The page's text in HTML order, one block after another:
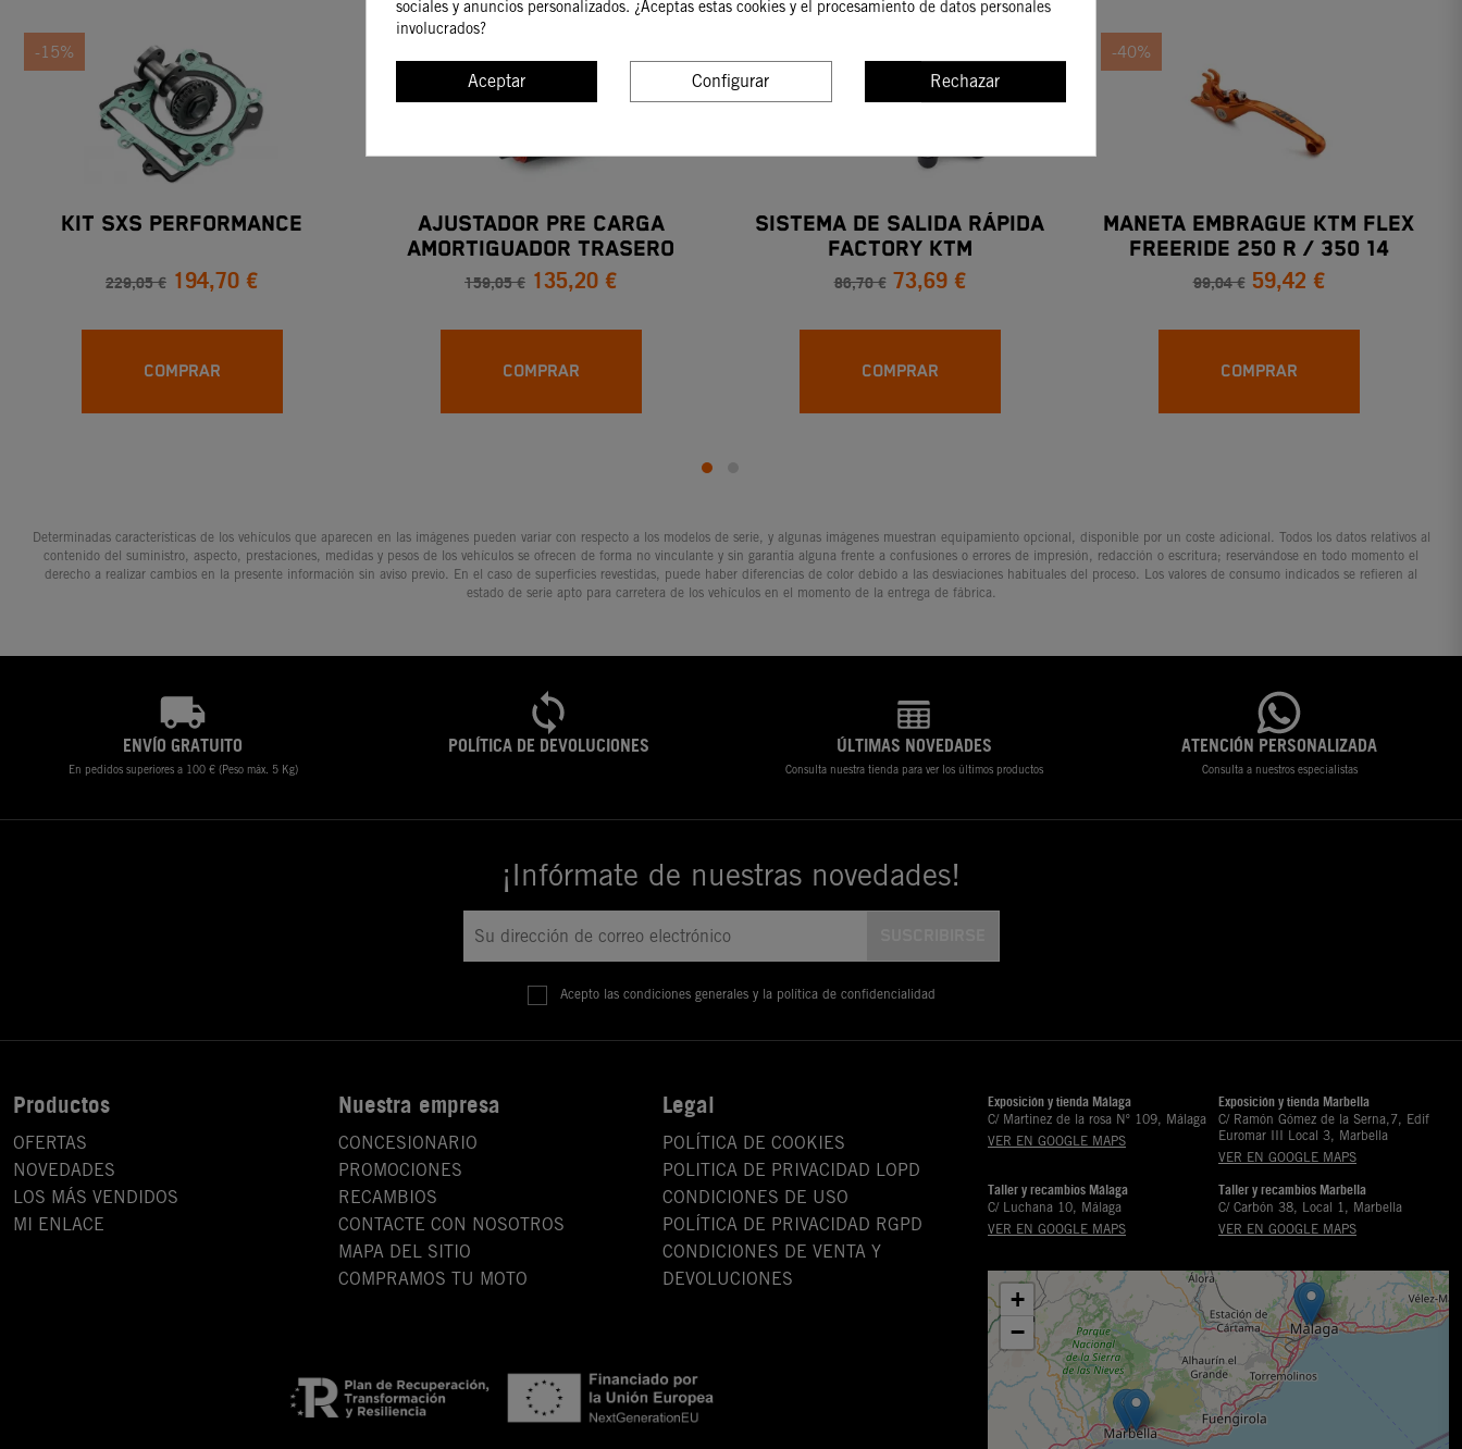
-15%
KIT SXS PERFORMANCE
229,05 € 194,70 €
COMPRAR
AJUSTADOR PRE CARGA
AMORTIGUADOR TRASERO
159,05 € 135,20 €
COMPRAR
SISTEMA DE SALIDA RÁPIDA
FACTORY KTM
86,70 € 73,69 €
COMPRAR
-40%
MANETA EMBRAGUE KTM FLEX
FREERIDE 250 R / 350 14
99,04 € 59,42 €
COMPRAR
Determinadas características de los vehículos que aparecen en las imágenes pueden variar con respecto a los modelos de serie, y algunas imágenes muestran equipamiento opcional, disponible por un coste adicional. Todos los datos relativos al
contenido del suministro, aspecto, prestaciones, medidas y pesos de los vehículos se ofrecen de forma no vinculante y sin garantía alguna frente a confusiones o errores de impresión, redacción o escritura; reservándose en todo momento el
derecho a realizar cambios en la presente información sin aviso previo. En el caso de superficies revestidas, puede haber diferencias de color debido a las desviaciones habituales del proceso. Los valores de consumo indicados se refieren al
estado de serie apto para carretera de los vehículos en el momento de la entrega de fábrica.
ENVÍO GRATUITO
En pedidos superiores a 100 € (Peso máx. 5 Kg)
POLÍTICA DE DEVOLUCIONES ÚLTIMAS NOVEDADES
Consulta nuestra tienda para ver los últimos productos
ATENCIÓN PERSONALIZADA
Consulta a nuestros especialistas
¡Infórmate de nuestras novedades!
Acepto las condiciones generales y la política de confidencialidad
Productos
OFERTAS
NOVEDADES
LOS MÁS VENDIDOS
MI ENLACE
Nuestra empresa
CONCESIONARIO
PROMOCIONES
RECAMBIOS
CONTACTE CON NOSOTROS
MAPA DEL SITIO
COMPRAMOS TU MOTO
Legal
POLÍTICA DE COOKIES
POLITICA DE PRIVACIDAD LOPD
CONDICIONES DE USO
POLÍTICA DE PRIVACIDAD RGPD
CONDICIONES DE VENTA Y
DEVOLUCIONES
Exposición y tienda Málaga
C/ Martinez de la rosa Nº 109, Málaga
VER EN GOOGLE MAPS
Exposición y tienda Marbella
C/ Ramón Gómez de la Serna,7, Edif
Euromar III Local 3, Marbella
VER EN GOOGLE MAPS
Taller y recambios Málaga
C/ Luchana 10, Málaga
VER EN GOOGLE MAPS
Taller y recambios Marbella
C/ Carbón 38, Local 1, Marbella
VER EN GOOGLE MAPS
+
−
sociales y anuncios personalizados. ¿Aceptas estas cookies y el procesamiento de datos personales
involucrados?
Aceptar Configurar Rechazar